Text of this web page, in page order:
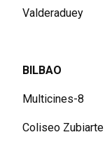
Valderaduey
BILBAO
Multicines-8
Coliseo Zubiarte